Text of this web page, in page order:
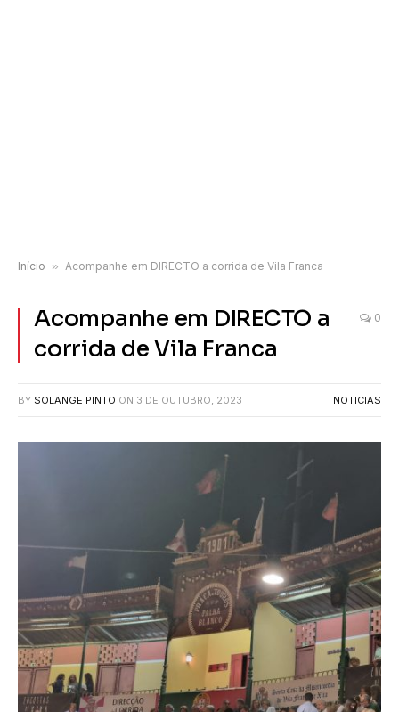
Início » Acompanhe em DIRECTO a corrida de Vila Franca
Acompanhe em DIRECTO a
corrida de Vila Franca
0
BY SOLANGE PINTO ON 3 DE OUTUBRO, 2023 NOTICIAS